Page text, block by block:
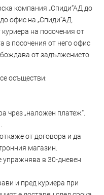
компания „Спиди“АД до
офис на „Спиди“АД.
на посочения от
в посочения от него офис
от задължението
осъществи:
чрез „наложен платеж“.
от договора и да
магазин.
упражнява в 30-дневен
и пред куриера при